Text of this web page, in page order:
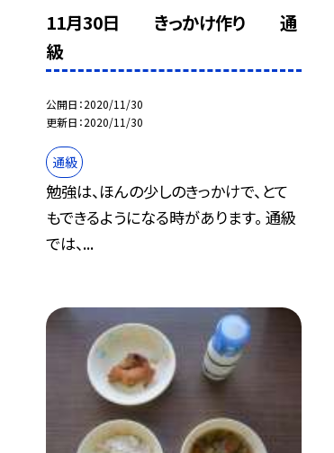
11月30日 きっかけ作り 通
級
公開日 2020/11/30
更新日 2020/11/30
通級
勉強は、ほんの少しのきっかけで、とて
もできるようになる時があります。 通級
では、...